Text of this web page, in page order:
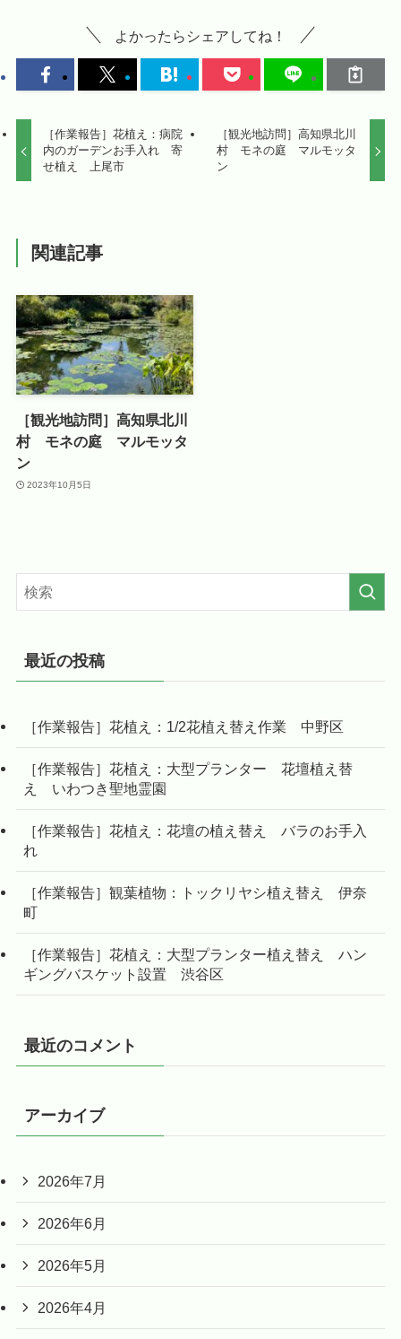
よかったらシェアしてね！
［作業報告］花植え：病院
内のガーデンお手入れ 寄
せ植え 上尾市
［観光地訪問］高知県北川
村 モネの庭 マルモッタ
ン
関連記事
［観光地訪問］高知県北川
村 モネの庭 マルモッタ
ン
2023年10月5日
最近の投稿
［作業報告］花植え：1/2花植え替え作業 中野区
［作業報告］花植え：大型プランター 花壇植え替
え いわつき聖地霊園
［作業報告］花植え：花壇の植え替え バラのお手入
れ
［作業報告］観葉植物：トックリヤシ植え替え 伊奈
町
［作業報告］花植え：大型プランター植え替え ハン
ギングバスケット設置 渋谷区
最近のコメント
アーカイブ
2026年7月
2026年6月
2026年5月
2026年4月